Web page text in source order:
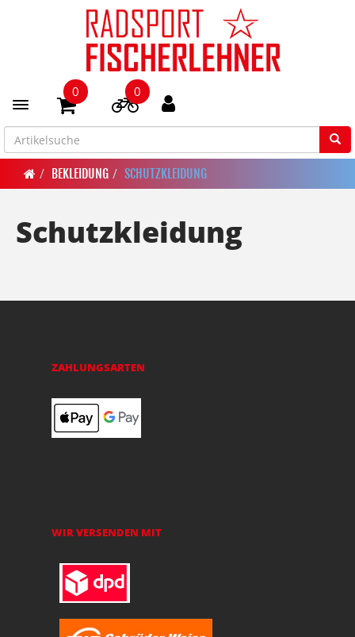
Toggle navigation
0 0
BEKLEIDUNG SCHUTZKLEIDUNG
Schutzkleidung
ZAHLUNGSARTEN
WIR VERSENDEN MIT